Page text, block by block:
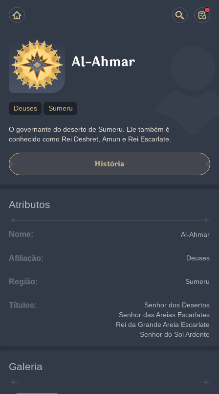
Al-Ahmar
Deuses Sumeru
O governante do deserto de Sumeru. Ele também é
conhecido como Rei Deshret, Amun e Rei Escarlate.
História
Atributos
Nome: Al-Ahmar
Afiliação: Deuses
Região: Sumeru
Títulos:
Senhor dos Desertos
Senhor das Areias Escarlates
Rei da Grande Areia Escarlate
Senhor do Sol Ardente
Galeria